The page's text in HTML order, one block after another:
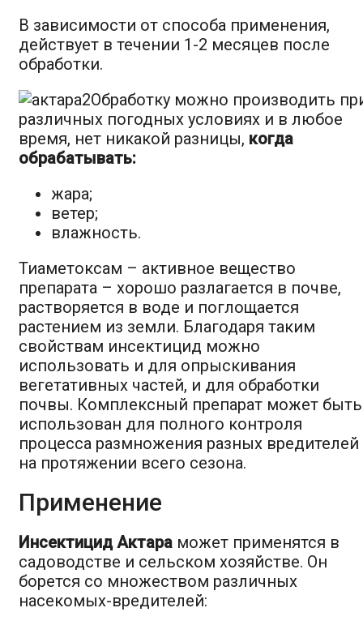
В зависимости от способа применения,
действует в течении 1-2 месяцев после
обработки.
Обработку можно производить
различных погодных условиях и в любое
время, нет никакой разницы, когда
обрабатывать:
жара;
ветер;
влажность.
Тиаметоксам – активное вещество
препарата – хорошо разлагается в почве,
растворяется в воде и поглощается
растением из земли. Благодаря таким
свойствам инсектицид можно
использовать и для опрыскивания
вегетативных частей, и для обработки
почвы. Комплексный препарат может быть
использован для полного контроля
процесса размножения разных вредителей
на протяжении всего сезона.
Применение
Инсектицид Актара может применятся в
садоводстве и сельском хозяйстве. Он
борется со множеством различных
насекомых-вредителей: